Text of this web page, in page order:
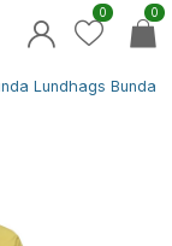
Lundhags Bunda
0
0